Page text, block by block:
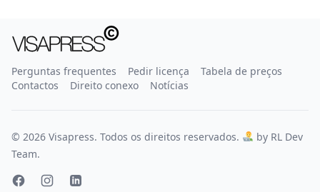
Perguntas frequentes Pedir licença
Tabela de preços
Contactos
Direito conexo Notícias
© 2026 Visapress. Todos os direitos reservados.
by RL Dev
Team.
FacebookInstagramLinkedIn